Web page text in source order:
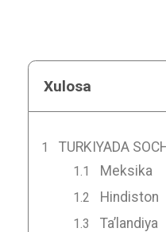
Xulosa
TURKIYADA
Meksika
Hindiston
Taʼlandiya